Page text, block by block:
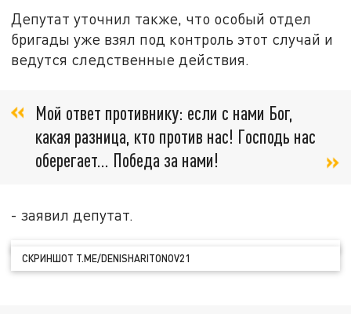
Депутат уточнил также, что особый отдел
бригады уже взял под контроль этот случай и
ведутся следственные действия.
Мой ответ противнику: если с нами Бог,
какая разница, кто против нас! Господь нас
оберегает... Победа за нами!
- заявил депутат.
СКРИНШОТ T.ME/DENISHARITONOV21